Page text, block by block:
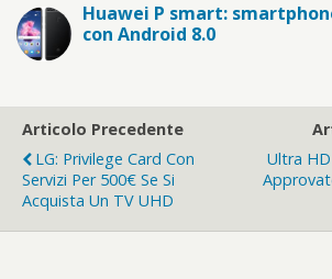
Huawei P smart:
con Android 8.0
Articolo Precedente
LG: Privilege Card Con
Servizi Per 500€ Se Si
Acquista Un TV UHD
Ultra